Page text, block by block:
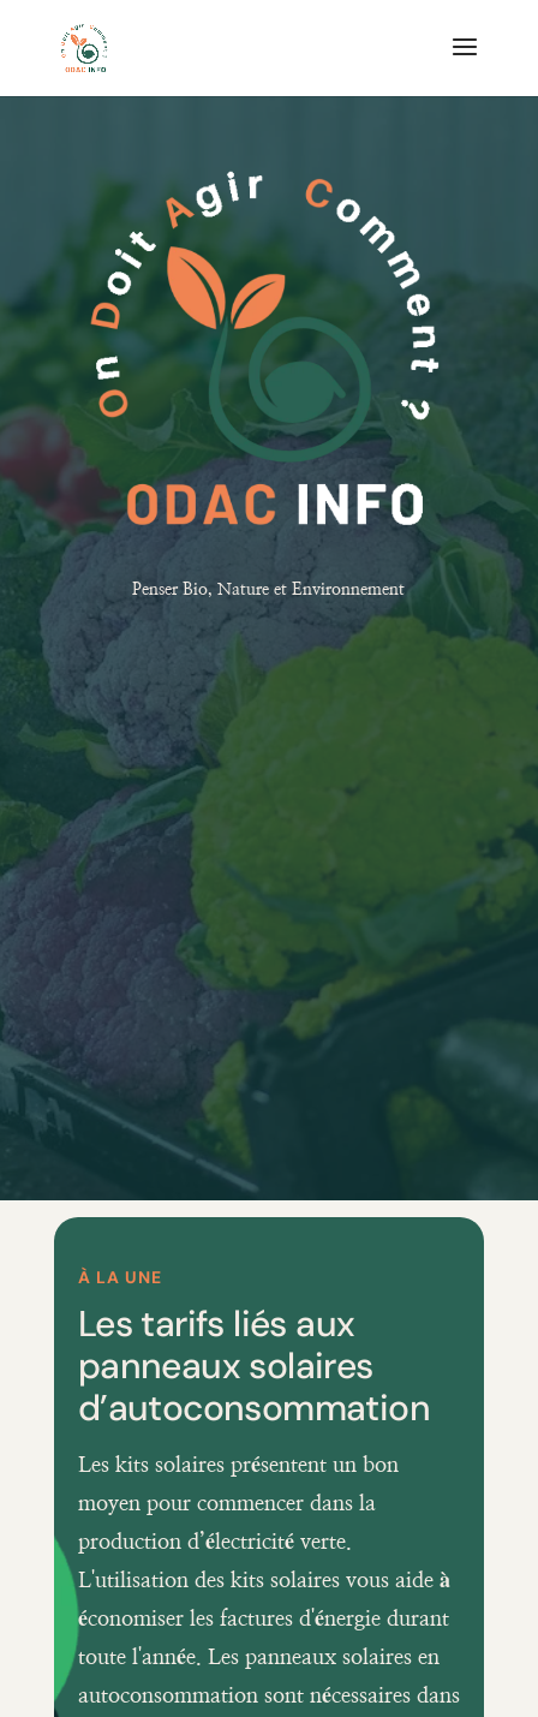
Penser Bio, Nature et Environnement
À LA UNE
Les tarifs liés aux
panneaux solaires
d’autoconsommation
Les kits solaires présentent un bon
moyen pour commencer dans la
production d’électricité verte.
L'utilisation des kits solaires vous aide à
économiser les factures d'énergie durant
toute l'année. Les panneaux solaires en
autoconsommation sont nécessaires dans